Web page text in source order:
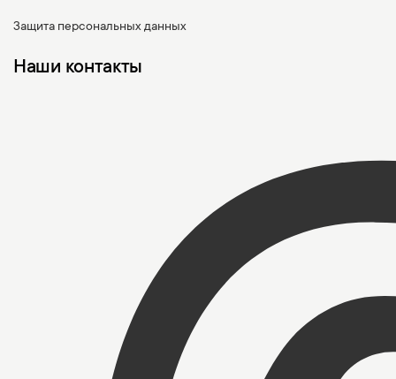
Защита персональных данных
Наши контакты